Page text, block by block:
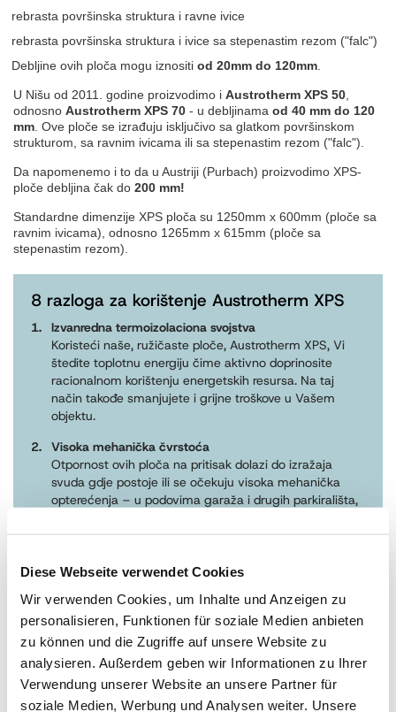
Diese Webseite verwendet Cookies
Wir verwenden Cookies, um Inhalte und Anzeigen zu
personalisieren, Funktionen für soziale Medien anbieten
zu können und die Zugriffe auf unsere Website zu
analysieren. Außerdem geben wir Informationen zu Ihrer
Verwendung unserer Website an unsere Partner für
soziale Medien, Werbung und Analysen weiter. Unsere
rebrasta površinska struktura i ravne ivice
rebrasta površinska struktura i ivice sa stepenastim rezom ("falc")
Debljine ovih ploča mogu iznositi od 20mm do 120mm
U Nišu od 2011. godine proizvodimo i Austrotherm XPS 50
odnosno Austrotherm XPS 70 - u debljinama od 40 mm do 120
mm . Ove ploče se izrađuju isključivo sa glatkom površinskom
strukturom, sa ravnim ivicama ili sa stepenastim rezom ("falc").
Da napomenemo i to da u Austriji (Purbach) proizvodimo XPS-
ploče debljina čak do 200 mm!
Standardne dimenzije XPS ploča su 1250mm x 600mm (ploče sa
ravnim ivicama), odnosno 1265mm x 615mm (ploče sa
stepenastim rezom).
8 razloga za korištenje Austrotherm XPS
Izvanredna termoizolaciona svojstva
Koristeći naše, ružičaste ploče, Austrotherm XPS, Vi
štedite toplotnu energiju čime aktivno doprinosite
racionalnom korištenju energetskih resursa. Na taj
način takođe smanjujete i grijne troškove u Vašem
objektu.
Visoka mehanička čvrstoća
Otpornost ovih ploča na pritisak dolazi do izražaja
svuda gdje postoje ili se očekuju visoka mehanička
opterećenja – u podovima garaža i drugih parkirališta,
Austrotherm XPS za razliku od većine ostalih
zatvorenu ćelijsku strukturu koja skoro u potpunosti
isključuje mogućnost vodopropusnosti ove izolacione
ploče.
Otpornost na klimatske uslove
Austrotherm XPS je izuzetno postojan na pojave
zaleđivanja i otapanja. Za ovaj naš proizvod ni